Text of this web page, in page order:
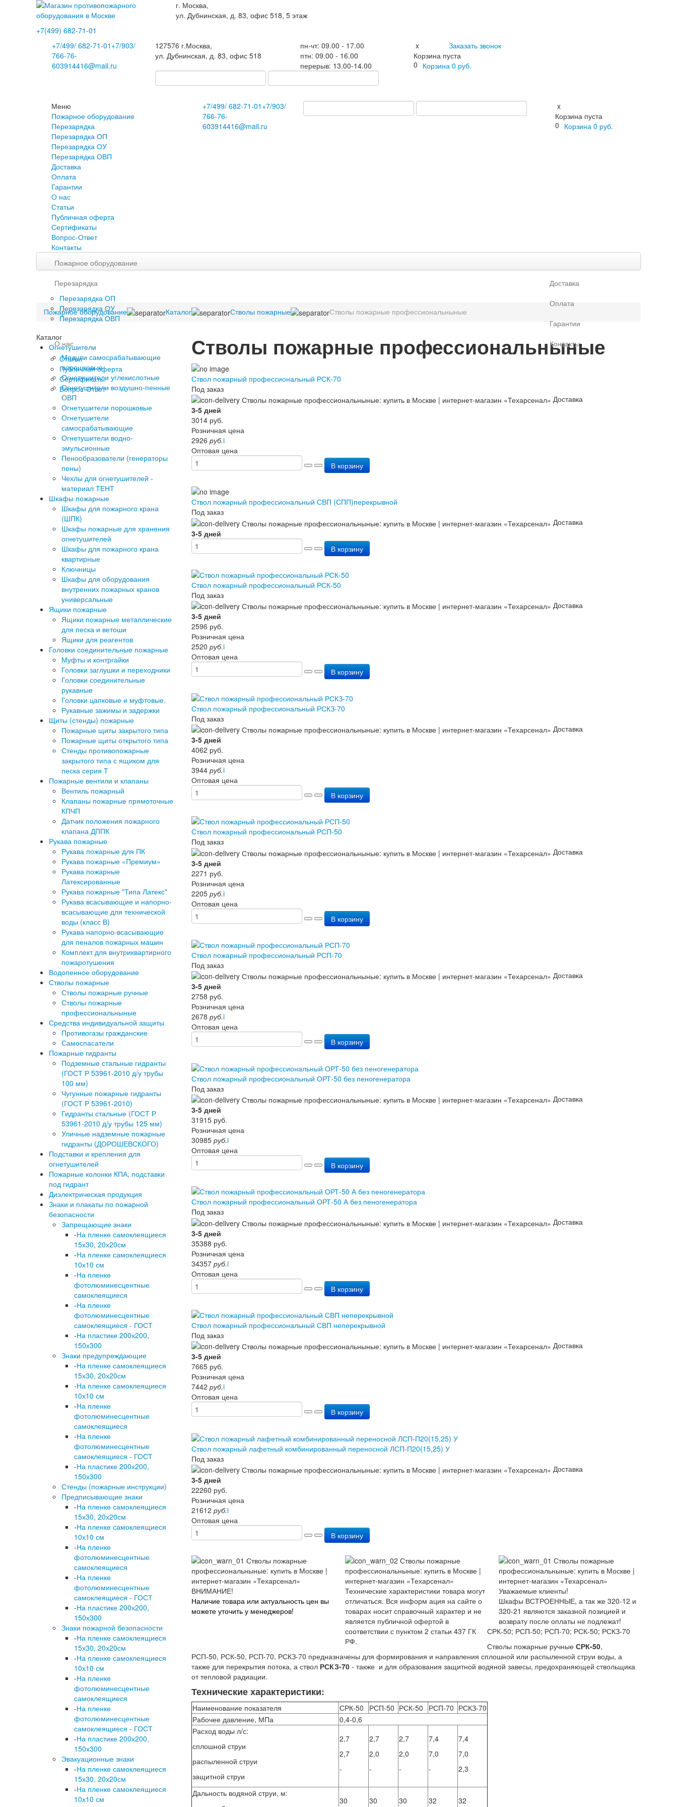
г. Москва,
ул. Дубнинская, д. 83, офис 518, 5 этаж
+7(499) 682-71-01
+7/499/682-71-01 +7/903/
766-76-
603914416@mail.ru
127576 г.Москва,
ул. Дубнинская, д. 83, офис 518
пн-чт: 09.00 - 17.00
птн: 09.00 - 16.00
перерыв: 13.00-14.00
Заказать звонок
x
Корзина пуста
0 Корзина 0 руб.
Меню
Пожарное оборудование
Перезарядка
Перезарядка ОП
Перезарядка ОУ
Перезарядка ОВП
Доставка
Оплата
Гарантии
О нас
Статьи
Публичная оферта
Сертификаты
Вопрос-Ответ
Контакты
+7/499/ 682-71-01 +7/903/
766-76-
603914416@mail.ru
x
Корзина пуста
0 Корзина 0 руб.
Пожарное оборудование
Перезарядка
Перезарядка ОП
Перезарядка ОУ
Перезарядка ОВП
Доставка
Оплата
Гарантии
О нас
Статьи
Публичная оферта
Сертификаты
Вопрос-Ответ
Контакты
Пожарное оборудование Каталог Стволы пожарные Стволы пожарные профессиональныные
Каталог
Огнетушители
Модули самосрабатывающие
порошковые
Огнетушители углекислотные
Огнетушители воздушно-пенные
ОВП
Огнетушители порошковые
Огнетушители
самосрабатывающие
Огнетушители водно-
эмульсионные
Пенообразователи (генераторы
пены)
Чехлы для огнетушителей -
материал ТЕНТ
Шкафы пожарные
Шкафы для пожарного крана
(ШПК)
Шкафы пожарные для хранения
огнетушителей
Шкафы для пожарного крана
квартирные
Ключницы
Шкафы для оборудования
внутренних пожарных кранов
универсальные
Ящики пожарные
Ящики пожарные металлические
для песка и ветоши
Ящики для реагентов
Головки соединительные пожарные
Муфты и контргайки
Головки заглушки и переходники
Головки соединительные
рукавные
Головки цапковые и муфтовые.
Рукавные зажимы и задержки
Щиты (стенды) пожарные
Пожарные щиты закрытого типа
Пожарные щиты открытого типа
Стенды противопожарные
закрытого типа с ящиком для
песка серия Т
Пожарные вентили и клапаны
Вентиль пожарный
Клапаны пожарные прямоточные
КПЧП
Датчик положения пожарного
клапана ДППК
Рукава пожарные
Рукава пожарные для ПК
Рукава пожарные «Премиум»
Рукава пожарные
Латексированные
Рукава пожарные "Типа Латекс"
Рукава всасывающие и напорно-
всасывающие для технической
воды (класс В)
Рукава напорно-всасывающие
для пеналов пожарных машин
Комплект для внутриквартирного
пожаротушения
Водопенное оборудование
Стволы пожарные
Стволы пожарные ручные
Стволы пожарные
профессиональныные
Средства индивидуальной защиты
Противогазы гражданские
Самоспасатели
Пожарные гидранты
Подземные стальные гидранты
(ГОСТ Р 53961-2010 д/у трубы
100 мм)
Чугунные пожарные гидранты
(ГОСТ Р 53961-2010)
Гидранты стальные (ГОСТ Р
53961-2010 д/у трубы 125 мм)
Уличные надземные пожарные
гидранты (ДОРОШЕВСКОГО)
Подставки и крепления для
огнетушителей
Пожарные колонки КПА, подставки
под гидрант
Диэлектрическая продукция
Знаки и плакаты по пожарной
безопасности
Запрещающие знаки
-На пленке самоклеящиеся
15х30, 20х20см
-На пленке самоклеящиеся
10х10 см
-На пленке
фотолюминесцентные
самоклеящиеся
-На пленке
фотолюминесцентные
самоклеящиеся - ГОСТ
-На пластике 200х200,
150х300
Знаки предупреждающие
-На пленке самоклеящиеся
15х30, 20х20см
-На пленке самоклеящиеся
10х10 см
-На пленке
фотолюминесцентные
самоклеящиеся
-На пленке
фотолюминесцентные
самоклеящиеся - ГОСТ
-На пластике 200х200,
150х300
Стенды (пожарные инструкции)
Предписывающие знаки
-На пленке самоклеящиеся
15х30, 20х20см
-На пленке самоклеящиеся
10х10 см
-На пленке
фотолюминесцентные
самоклеящиеся
-На пленке
фотолюминесцентные
самоклеящиеся - ГОСТ
-На пластике 200х200,
150х300
Знаки пожарной безопасности
-На пленке самоклеящиеся
15х30, 20х20см
-На пленке самоклеящиеся
10х10 см
-На пленке
фотолюминесцентные
самоклеящиеся
-На пленке
фотолюминесцентные
самоклеящиеся - ГОСТ
-На пластике 200х200,
150х300
Эвакуационные знаки
-На пленке самоклеящиеся
15х30, 20х20см
-На пленке самоклеящиеся
10х10 см
Стволы пожарные профессиональныные
Ствол пожарный профессиональный РСК-70
Под заказ
Доставка
3-5 дней
3014 руб.
Розничная цена
2926 руб.i
Оптовая цена
В корзину
Ствол пожарный профессиональный СВП (СПП)перекрывной
Под заказ
Доставка
3-5 дней
В корзину
Ствол пожарный профессиональный РСК-50
Под заказ
Доставка
3-5 дней
2596 руб.
Розничная цена
2520 руб.i
Оптовая цена
В корзину
Ствол пожарный профессиональный РСКЗ-70
Под заказ
Доставка
3-5 дней
4062 руб.
Розничная цена
3944 руб.i
Оптовая цена
В корзину
Ствол пожарный профессиональный РСП-50
Под заказ
Доставка
3-5 дней
2271 руб.
Розничная цена
2205 руб.i
Оптовая цена
В корзину
Ствол пожарный профессиональный РСП-70
Под заказ
Доставка
3-5 дней
2758 руб.
Розничная цена
2678 руб.i
Оптовая цена
В корзину
Ствол пожарный профессиональный ОРТ-50 без пеногенератора
Под заказ
Доставка
3-5 дней
31915 руб.
Розничная цена
30985 руб.i
Оптовая цена
В корзину
Ствол пожарный профессиональный ОРТ-50 А без пеногенератора
Под заказ
Доставка
3-5 дней
35388 руб.
Розничная цена
34357 руб.i
Оптовая цена
В корзину
Ствол пожарный профессиональный СВП неперекрывной
Под заказ
Доставка
3-5 дней
7665 руб.
Розничная цена
7442 руб.i
Оптовая цена
В корзину
Ствол пожарный лафетный комбинированный переносной ЛСП-П20(15,25) У
Под заказ
Доставка
3-5 дней
22260 руб.
Розничная цена
21612 руб.i
Оптовая цена
В корзину
ВНИМАНИЕ!
Наличие товара или актуальность цен вы
можете уточить у менеджеров!
Технические характеристики товара могут
отличаться. Вся информ ация на сайте о
товарах носит справочный характер и не
является публичной офертой в
соответствии с пунктом 2 статьи 437 ГК
РФ.
Уважаемые клиенты!
Шкафы ВСТРОЕННЫЕ, а так же 320-12 и
320-21 являются заказной позицией и
возврату после оплаты не подлежат!
СРК-50; РСП-50; РСП-70; РСК-50; РСКЗ-70
Стволы пожарные ручные СРК-50,
РСП-50, РСК-50, РСП-70, РСКЗ-70 предназначены для формирования и направления сплошной или распыленной струи воды, а
также для перекрытия потока, а ствол РСКЗ-70- также и для образования защитной водяной завесы, предохраняющей ствольщика
от тепловой радиации.
Технические характеристики:
Наименование показателя СРК-50 РСП-50 РСК-50 РСП-70 РСКЗ-70
Рабочее давление, МПа
0,4-0,6
Расход воды л/с:
сплошной струи
распыленной струи
защитной струи
2,7
2,7
-
2,7
2,0
-
2,7
2,0
-
7,4
7,0
-
7,4
7,0
2,3
Дальность водяной струи, м:
30 30 30 32 32